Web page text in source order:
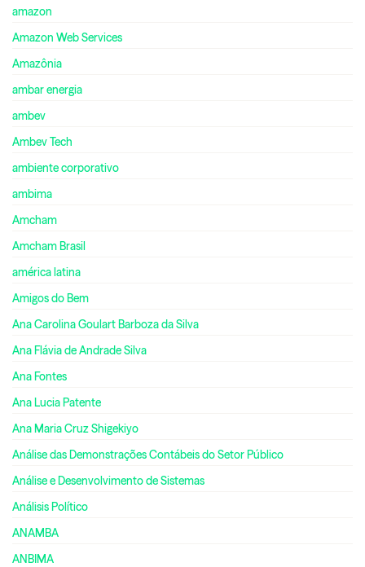
amazon
Amazon Web Services
Amazônia
ambar energia
ambev
Ambev Tech
ambiente corporativo
ambima
Amcham
Amcham Brasil
américa latina
Amigos do Bem
Ana Carolina Goulart Barboza da Silva
Ana Flávia de Andrade Silva
Ana Fontes
Ana Lucia Patente
Ana Maria Cruz Shigekiyo
Análise das Demonstrações Contábeis do Setor Público
Análise e Desenvolvimento de Sistemas
Análisis Político
ANAMBA
ANBIMA